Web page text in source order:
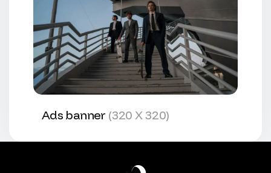
Ads banner (320 X 320)